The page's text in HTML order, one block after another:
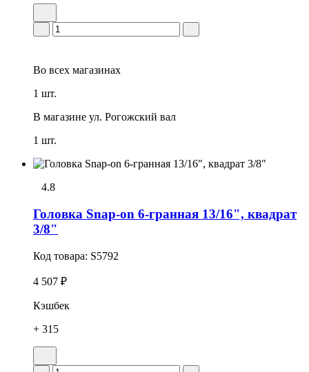
Во всех магазинах
1 шт.
В магазине ул. Рогожский вал
1 шт.
4.8
Головка Snap-on 6-гранная 13/16", квадрат
3/8"
Код товара: S5792
4 507 ₽
Кэшбек
+ 315